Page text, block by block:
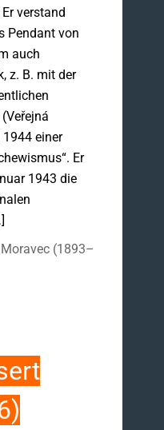
verstand
Pendant von
auch
z. B. mit der
einer
Er
1943 die
(1893–